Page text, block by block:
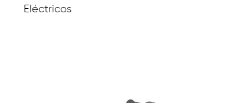
Eléctricos